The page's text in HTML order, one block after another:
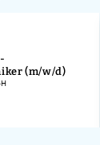
(m/w/d)